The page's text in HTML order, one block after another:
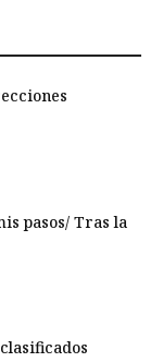
pasos/ Tras la